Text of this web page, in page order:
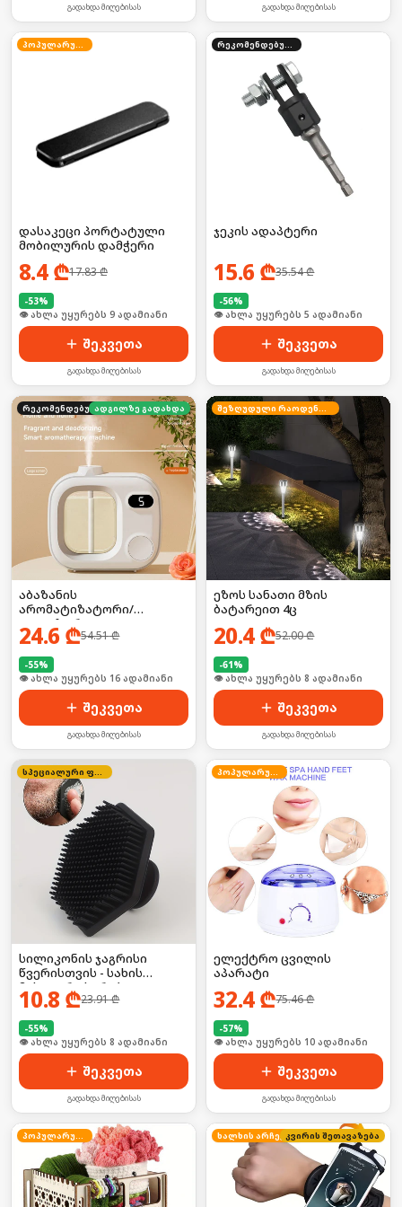
გადახდა მიღებისას გადახდა მიღებისას
პოპულარული
დასაკეცი პორტატული
მობილურის დამჭერი
8.4₾17.83₾
-53%
🛒 ბოლო 24სთ-ში იყიდა 16-მა
შეკვეთა
გადახდა მიღებისას
რეკომენდებული
ჯეკის ადაპტერი
15.6 ₾35.54₾
-56%
🛒 ბოლო 24სთ-ში იყიდა 5-მა
შეკვეთა
გადახდა მიღებისას
რეკომენდებულიადგილზე გადახდა
აბაზანის
არომატიზატორი/
დიფუზორი
24.6 ₾54.51₾
-55%
🛒 ბოლო 24სთ-ში იყიდა 21-მა
შეკვეთა
გადახდა მიღებისას
შეზღუდული რაოდენობა
ეზოს სანათი მზის
ბატარეით 4ც
20.4₾52.00₾
-61%
🛒 ბოლო 24სთ-ში იყიდა 12-მა
შეკვეთა
გადახდა მიღებისას
სპეციალური ფასი
სილიკონის ჯაგრისი
წვერისთვის - სახის
მასაჟორი სკრაბი
10.8 ₾23.91₾
-55%
👁 ახლა უყურებს 8 ადამიანი
შეკვეთა
გადახდა მიღებისას
პოპულარული
ელექტრო ცვილის
აპარატი
32.4₾75.46₾
-57%
👁 ახლა უყურებს 10 ადამიანი
შეკვეთა
გადახდა მიღებისას
პოპულარული ხალხის არჩევანი
კვირის შეთავაზება